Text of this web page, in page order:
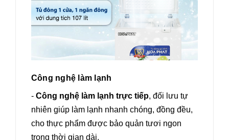
Công nghệ làm lạnh
- Công nghệ làm lạnh trực tiếp, đối lưu tự
nhiên giúp làm lạnh nhanh chóng, đồng đều,
cho thực phẩm được bảo quản tươi ngon
trong thời gian dài.